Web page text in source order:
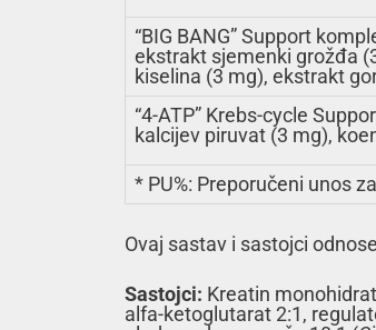
“BIG BANG” Support
ekstrakt sjemenki grožđa
kiselina (3 mg), ekstrakt
“4-ATP” Krebs-cycle
kalcijev piruvat (3 mg),
* PU%: Preporučeni unos
Ovaj sastav i sastojci
Sastojci: Kreatin
alfa-ketoglutarat 2:1,